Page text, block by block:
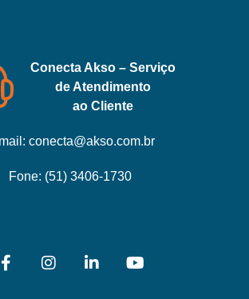
Conecta Akso – Serviço
de Atendimento
ao Cliente
conecta@akso.com.br
Fone: (51) 3406-1730